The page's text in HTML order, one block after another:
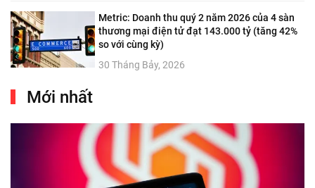
Metric: Doanh thu quý 2 năm 2026 của 4 sàn
thương mại điện tử đạt 143.000 tỷ (tăng 42%
so với cùng kỳ)
30 Tháng Bảy, 2026
Mới nhất